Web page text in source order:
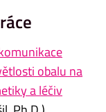
obalu na
a léčiv